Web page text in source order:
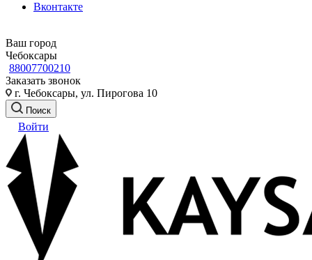
Вконтакте
Ваш город
Чебоксары
88007700210
Заказать звонок
г. Чебоксары, ул. Пирогова 10
Поиск
Войти